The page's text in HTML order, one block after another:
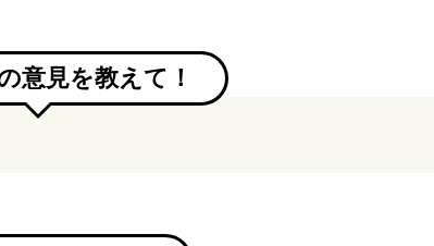
意見を教えて！